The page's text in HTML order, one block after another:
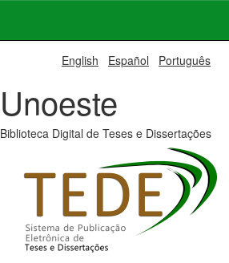
English Español Português
Unoeste
Biblioteca Digital de Teses e Dissertações